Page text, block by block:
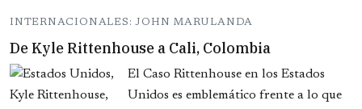
INTERNACIONALES: JOHN MARULANDA
De Kyle Rittenhouse a Cali, Colombia
El Caso Rittenhouse en los Estados
Unidos es emblemático frente a lo que